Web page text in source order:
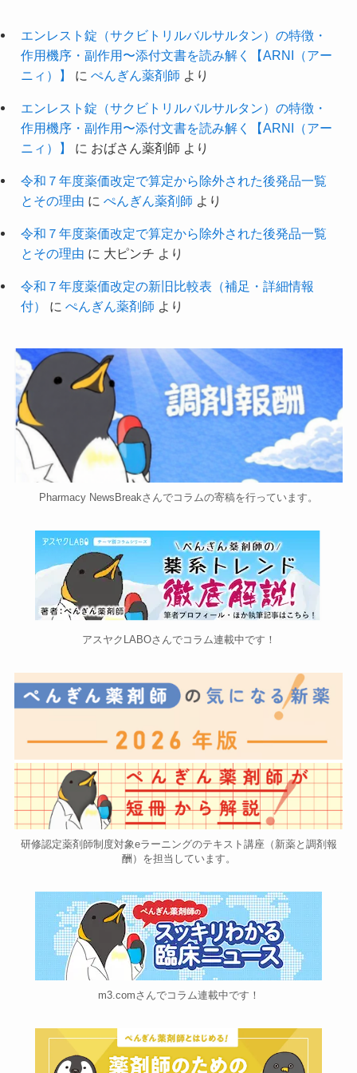
エンレスト錠（サクビトリルバルサルタン）の特徴・
作用機序・副作用〜添付文書を読み解く【ARNI（アー
ニィ）】
に ぺんぎん薬剤師 より
エンレスト錠（サクビトリルバルサルタン）の特徴・
作用機序・副作用〜添付文書を読み解く【ARNI（アー
ニィ）】
に おばさん薬剤師 より
令和７年度薬価改定で算定から除外された後発品一覧
とその理由 に ぺんぎん薬剤師 より
令和７年度薬価改定で算定から除外された後発品一覧
とその理由 に 大ピンチ より
令和７年度薬価改定の新旧比較表（補足・詳細情報
付）
に ぺんぎん薬剤師 より
Pharmacy NewsBreakさんでコラムの寄稿を行っています。
アスヤクLABOさんでコラム連載中です！
研修認定薬剤師制度対象eラーニングのテキスト講座（新薬と調剤報
酬）を担当しています。
m3.comさんでコラム連載中です！